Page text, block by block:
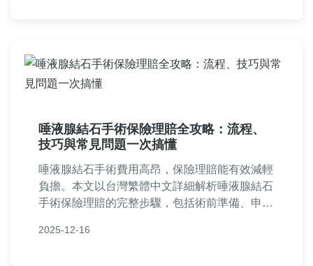
唾液腺結石手術保險理賠全攻略：流程、
技巧與常見問題一次搞懂
唾液腺結石手術費用高昂，保險理賠能有效減輕
負擔。本文以台灣繁體中文詳細解析唾液腺結石
手術保險理賠的完整步驟，包括術前準備、申請
驗，幫助您從申請到撥款順利過關。無論是保險
2025-12-16